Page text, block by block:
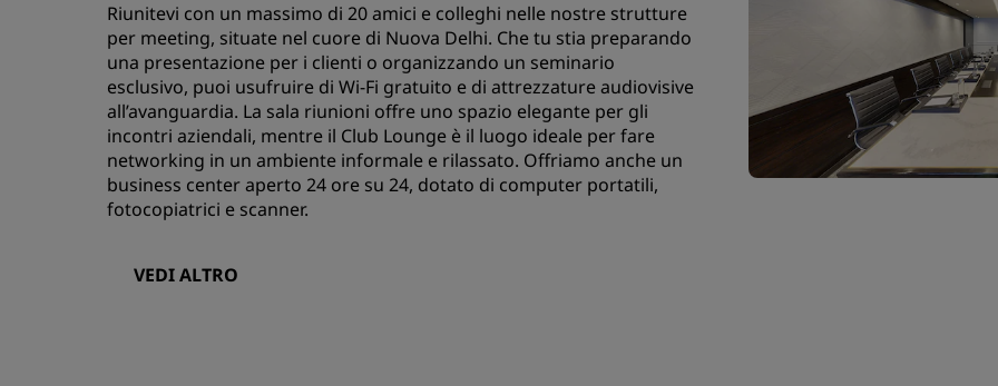
Riunitevi con un massimo di 20 amici e colleghi nelle nostre strutture
per meeting, situate nel cuore di Nuova Delhi. Che tu stia preparando
una presentazione per i clienti o organizzando un seminario
esclusivo, puoi usufruire di Wi-Fi gratuito e di attrezzature audiovisive
all’avanguardia. La sala riunioni offre uno spazio elegante per gli
incontri aziendali, mentre il Club Lounge è il luogo ideale per fare
networking in un ambiente informale e rilassato. Offriamo anche un
business center aperto 24 ore su 24, dotato di computer portatili,
fotocopiatrici e scanner.
VEDI ALTRO